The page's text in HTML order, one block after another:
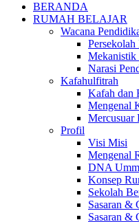
BERANDA
RUMAH BELAJAR
Wacana
Mekanistik
Narasi
Kafahulfitrah
Kafah dan
Mengenal
Mercusuar
Profil
Visi Misi
Mengenal
DNA
Konsep
Sekolah
Sasaran &
Sasaran &